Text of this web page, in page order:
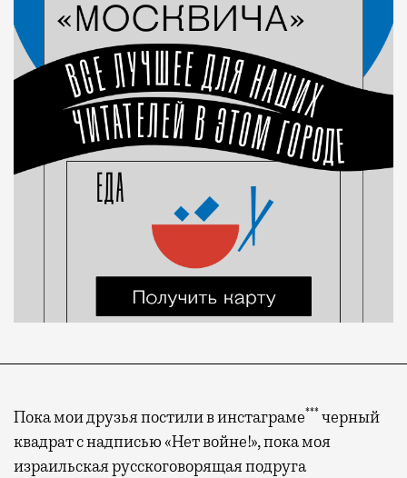
Пока мои друзья постили в инстаграме***черный
квадрат с надписью «Нет войне!», пока моя
израильская русскоговорящая подруга